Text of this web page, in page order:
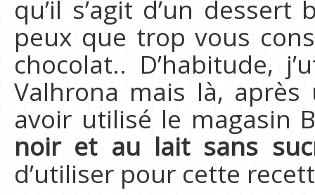
qu’il s’agit d’un
peux que trop vous
chocolat.. D’habitude,
Valhrona mais là,
avoir utilisé le magasin
noir et au lait sans
d’utiliser pour cette